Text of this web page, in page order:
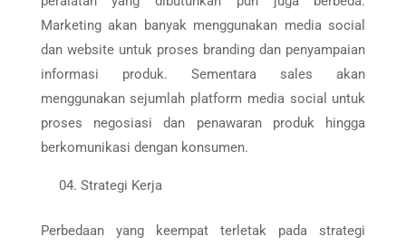
Marketing akan banyak menggunakan media social
dan website untuk proses branding dan penyampaian
informasi produk. Sementara sales akan
menggunakan sejumlah platform media social untuk
proses negosiasi dan penawaran produk hingga
berkomunikasi dengan konsumen.
Strategi Kerja
Perbedaan yang keempat terletak pada strategi